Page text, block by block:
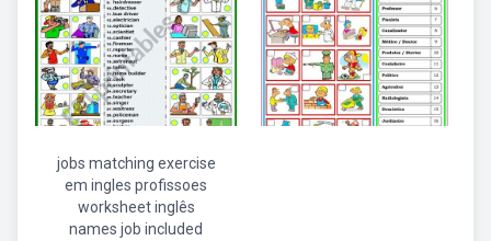
jobs matching exercise
em ingles profissoes
worksheet inglês
names job included